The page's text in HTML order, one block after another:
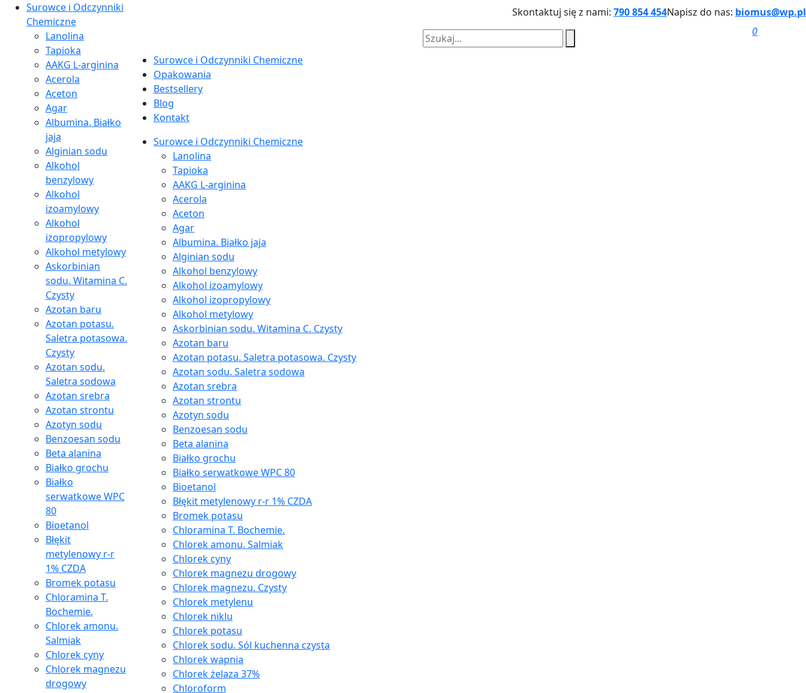
Surowce i Odczynniki
Chemiczne
Lanolina
Tapioka
AAKG L-arginina
Acerola
Aceton
Agar
Albumina. Białko
jaja
Alginian sodu
Alkohol
benzylowy
Alkohol
izoamylowy
Alkohol
izopropylowy
Alkohol metylowy
Askorbinian
sodu. Witamina C.
Czysty
Azotan baru
Azotan potasu.
Saletra potasowa.
Czysty
Azotan sodu.
Saletra sodowa
Azotan srebra
Azotan strontu
Azotyn sodu
Benzoesan sodu
Beta alanina
Białko grochu
Białko
serwatkowe WPC
80
Bioetanol
Błękit
metylenowy r-r
1% CZDA
Bromek potasu
Chloramina T.
Bochemie.
Chlorek amonu.
Salmiak
Chlorek cyny
Chlorek magnezu
drogowy
Skontaktuj się z nami: 790 854 454Napisz do nas: biomus@wp.pl
0
Surowce i Odczynniki Chemiczne
Opakowania
Bestsellery
Blog
Kontakt
Surowce i Odczynniki Chemiczne
Lanolina
Tapioka
AAKG L-arginina
Acerola
Aceton
Agar
Albumina. Białko jaja
Alginian sodu
Alkohol benzylowy
Alkohol izoamylowy
Alkohol izopropylowy
Alkohol metylowy
Askorbinian sodu. Witamina C. Czysty
Azotan baru
Azotan potasu. Saletra potasowa. Czysty
Azotan sodu. Saletra sodowa
Azotan srebra
Azotan strontu
Azotyn sodu
Benzoesan sodu
Beta alanina
Białko grochu
Białko serwatkowe WPC 80
Bioetanol
Błękit metylenowy r-r 1% CZDA
Bromek potasu
Chloramina T. Bochemie.
Chlorek amonu. Salmiak
Chlorek cyny
Chlorek magnezu drogowy
Chlorek magnezu. Czysty
Chlorek metylenu
Chlorek niklu
Chlorek potasu
Chlorek sodu. Sól kuchenna czysta
Chlorek wapnia
Chlorek żelaza 37%
Chloroform